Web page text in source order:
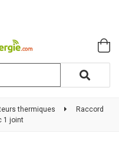
thermiques
Raccord
1 joint